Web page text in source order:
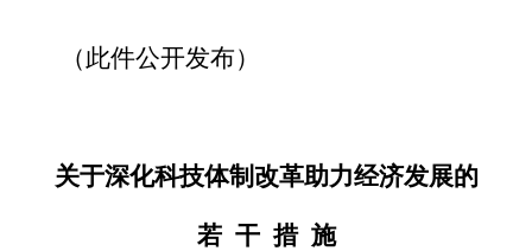
（此件公开发布）
关于深化科技体制改革助力经济发展的
若 干 措 施